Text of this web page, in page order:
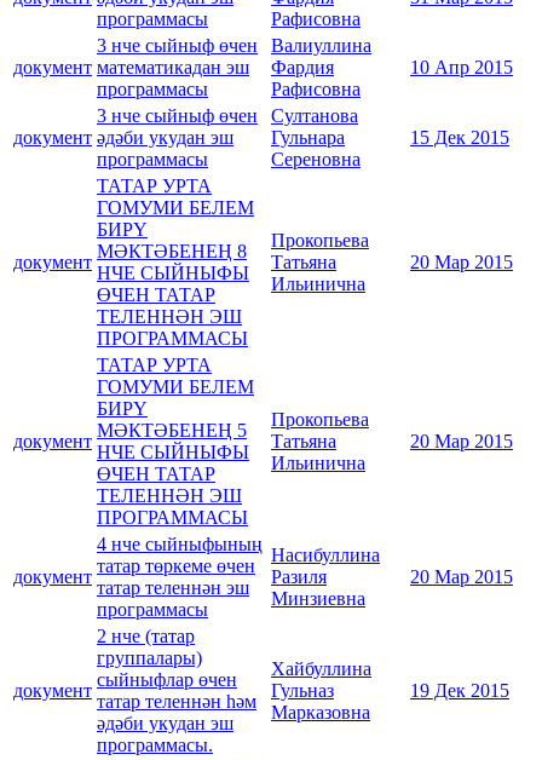
программасы
Рафисовна
документ
3 нче сыйныф өчен
математикадан эш
программасы
Валиуллина
Фардия
Рафисовна
10 Апр 2015
документ
3 нче сыйныф өчен
әдәби укудан эш
программасы
Султанова
Гульнара
Сереновна
15 Дек 2015
документ
ТАТАР УРТА
ГОМУМИ БЕЛЕМ
БИРҮ
МӘКТӘБЕНЕҢ 8
НЧЕ СЫЙНЫФЫ
ӨЧЕН ТАТАР
ТЕЛЕННӘН ЭШ
ПРОГРАММАСЫ
Прокопьева
Татьяна
Ильинична
20 Мар 2015
документ
ТАТАР УРТА
ГОМУМИ БЕЛЕМ
БИРҮ
МӘКТӘБЕНЕҢ 5
НЧЕ СЫЙНЫФЫ
ӨЧЕН ТАТАР
ТЕЛЕННӘН ЭШ
ПРОГРАММАСЫ
Прокопьева
Татьяна
Ильинична
20 Мар 2015
документ
4 нче сыйныфының
татар төркеме өчен
татар теленнән эш
программасы
Насибуллина
Разиля
Минзиевна
20 Мар 2015
документ
2 нче (татар
группалары)
сыйныфлар өчен
татар теленнән һәм
әдәби укудан эш
программасы.
Хайбуллина
Гульназ
Марказовна
19 Дек 2015